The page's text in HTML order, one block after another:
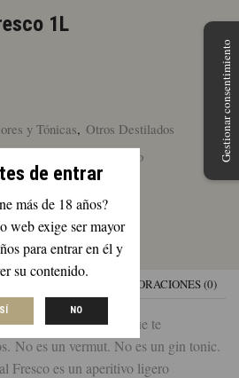
de entrar
más de 18 años?
web exige ser mayor
para entrar en él y
su contenido.
SÍ NO
1L
y Tónicas, Otros Destilados
Rojo
VALORACIONES (0)
rojo-anaranjado, que te
No es un vermut. No es un gin tonic.
Fresco es un aperitivo ligero
Gestionar consentimiento